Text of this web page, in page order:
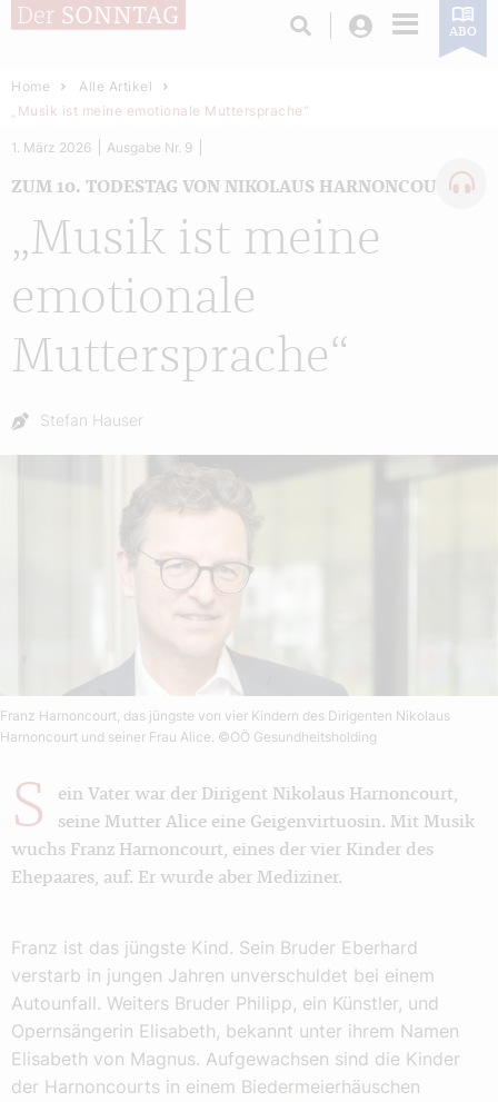
Login ABO
Home
Alle Artikel
„Musik ist meine emotionale Muttersprache“
„Musik ist meine
emotionale
Muttersprache“
ZUM 10. TODESTAG VON NIKOLAUS HARNONCOURT
1. März 2026 Ausgabe Nr. 9
Autor:
Stefan Hauser
Franz Harnoncourt, das jüngste von vier Kindern des Dirigenten Nikolaus
Harnoncourt und seiner Frau Alice. ©OÖ Gesundheitsholding
S
ein Vater war der Dirigent Nikolaus Harnoncourt,
seine Mutter Alice eine Geigenvirtuosin. Mit Musik
wuchs Franz Harnoncourt, eines der vier Kinder des
Ehepaares, auf. Er wurde aber Mediziner.
Franz ist das jüngste Kind. Sein Bruder Eberhard
verstarb in jungen Jahren unverschuldet bei einem
Autounfall. Weiters Bruder Philipp, ein Künstler, und
Opernsängerin Elisabeth, bekannt unter ihrem Namen
Elisabeth von Magnus. Aufgewachsen sind die Kinder
der Harnoncourts in einem Biedermeierhäuschen